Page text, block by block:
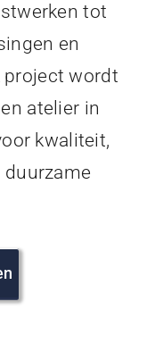
tot
en
project wordt
atelier in
kwaliteit,
duurzame